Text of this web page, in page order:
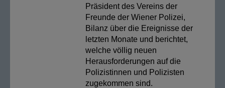
Präsident des Vereins der
Freunde der Wiener Polizei,
Bilanz über die Ereignisse der
letzten Monate und berichtet,
welche völlig neuen
Herausforderungen auf die
Polizistinnen und Polizisten
zugekommen sind.